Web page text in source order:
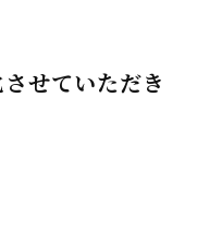
せていただき